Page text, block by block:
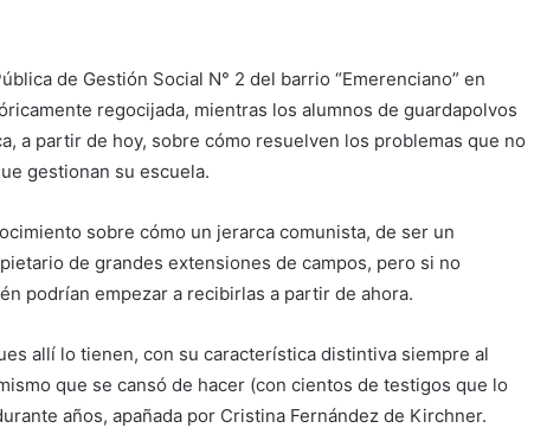
de Gestión Social N° 2 del barrio “Emerenciano” en
regocijada, mientras los alumnos de guardapolvos
a partir de hoy, sobre cómo resuelven los problemas que no
gestionan su escuela.
sobre cómo un jerarca comunista, de ser un
de grandes extensiones de campos, pero si no
podrían empezar a recibirlas a partir de ahora.
allí lo tienen, con su característica distintiva siempre al
que se cansó de hacer (con cientos de testigos que lo
años, apañada por Cristina Fernández de Kirchner.